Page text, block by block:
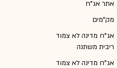
אתר אג"ח
מק"מים
אג"ח מדינה לא צמוד
ריבית משתנה
אג"ח מדינה לא צמוד